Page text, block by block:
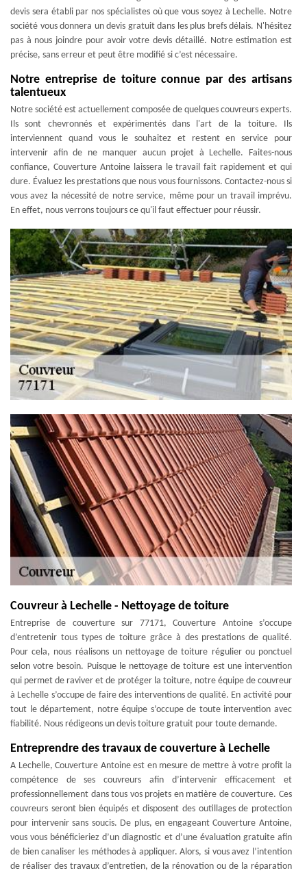
devis sera établi par nos spécialistes où que vous soyez à Lechelle. Notre
société vous donnera un devis gratuit dans les plus brefs délais. N'hésitez
pas à nous joindre pour avoir votre devis détaillé. Notre estimation est
précise, sans erreur et peut être modifié si c’est nécessaire.
Notre entreprise de toiture connue par des artisans
talentueux
Notre société est actuellement composée de quelques couvreurs experts.
Ils sont chevronnés et expérimentés dans l'art de la toiture. Ils
interviennent quand vous le souhaitez et restent en service pour
intervenir afin de ne manquer aucun projet à Lechelle. Faites-nous
confiance, Couverture Antoine laissera le travail fait rapidement et qui
dure. Évaluez les prestations que nous vous fournissons. Contactez-nous si
vous avez la nécessité de notre service, même pour un travail imprévu.
En effet, nous verrons toujours ce qu'il faut effectuer pour réussir.
Couvreur à Lechelle - Nettoyage de toiture
Entreprise de couverture sur 77171, Couverture Antoine s’occupe
d’entretenir tous types de toiture grâce à des prestations de qualité.
Pour cela, nous réalisons un nettoyage de toiture régulier ou ponctuel
selon votre besoin. Puisque le nettoyage de toiture est une intervention
qui permet de raviver et de protéger la toiture, notre équipe de couvreur
à Lechelle s’occupe de faire des interventions de qualité. En activité pour
tout le département, notre équipe s’occupe de toute intervention avec
fiabilité. Nous rédigeons un devis toiture gratuit pour toute demande.
Entreprendre des travaux de couverture à Lechelle
A Lechelle, Couverture Antoine est en mesure de mettre à votre profit la
compétence de ses couvreurs afin d’intervenir efficacement et
professionnellement dans tous vos projets en matière de couverture. Ces
couvreurs seront bien équipés et disposent des outillages de protection
pour intervenir sans soucis. De plus, en engageant Couverture Antoine,
vous vous bénéficieriez d’un diagnostic et d’une évaluation gratuite afin
de bien canaliser les méthodes à appliquer. Alors, si vous avez l’intention
de réaliser des travaux d’entretien, de la rénovation ou de la réparation